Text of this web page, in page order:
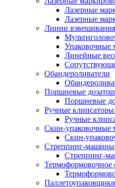
Лазерные
Лазерные
Линии
Линейные
Обандероливатели
Поршневые
Поршневые
Ручные
Ручные
Скин-
Скин-
Стреппинг-машины
Стреппинг-
Термоформовочное
Паллетоупаковщики